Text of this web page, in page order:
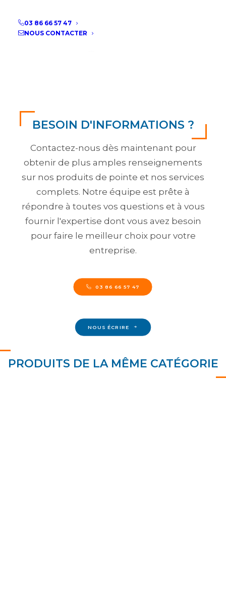
03 86 66 57 47
NOUS CONTACTER
BESOIN D'INFORMATIONS ?
Contactez-nous dès maintenant pour
obtenir de plus amples renseignements
sur nos produits de pointe et nos services
complets. Notre équipe est prête à
répondre à toutes vos questions et à vous
fournir l'expertise dont vous avez besoin
pour faire le meilleur choix pour votre
entreprise.
03 86 66 57 47
NOUS ÉCRIRE
PRODUITS DE LA MÊME CATÉGORIE